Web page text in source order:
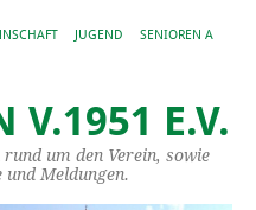
JUGEND SENIOREN A
V.1951 E.V.
um den Verein, sowie
Meldungen.